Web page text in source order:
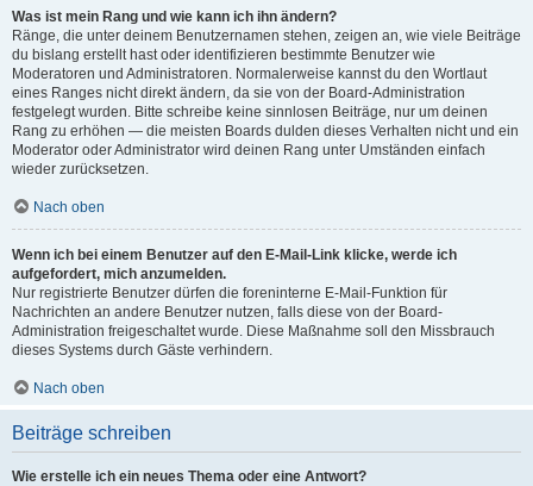
Was ist mein Rang und wie kann ich ihn ändern?
Ränge, die unter deinem Benutzernamen stehen, zeigen an, wie viele Beiträge
du bislang erstellt hast oder identifizieren bestimmte Benutzer wie
Moderatoren und Administratoren. Normalerweise kannst du den Wortlaut
eines Ranges nicht direkt ändern, da sie von der Board-Administration
festgelegt wurden. Bitte schreibe keine sinnlosen Beiträge, nur um deinen
Rang zu erhöhen — die meisten Boards dulden dieses Verhalten nicht und ein
Moderator oder Administrator wird deinen Rang unter Umständen einfach
wieder zurücksetzen.
Nach oben
Wenn ich bei einem Benutzer auf den E-Mail-Link klicke, werde ich
aufgefordert, mich anzumelden.
Nur registrierte Benutzer dürfen die foreninterne E-Mail-Funktion für
Nachrichten an andere Benutzer nutzen, falls diese von der Board-
Administration freigeschaltet wurde. Diese Maßnahme soll den Missbrauch
dieses Systems durch Gäste verhindern.
Nach oben
Beiträge schreiben
Wie erstelle ich ein neues Thema oder eine Antwort?